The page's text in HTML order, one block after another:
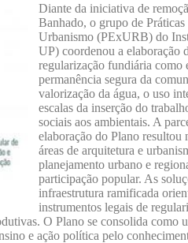
Diante da iniciativa de
Banhado, o grupo de
Urbanismo (PExURB) do
UP) coordenou a elaboração
regularização fundiária como
permanência segura da
valorização da água, o uso
escalas da inserção do
sociais aos ambientais. A
elaboração do Plano resultou
áreas de arquitetura e
planejamento urbano e
participação popular. As
infraestrutura ramificada
instrumentos legais de
O Plano se consolida como
e ação política pelo